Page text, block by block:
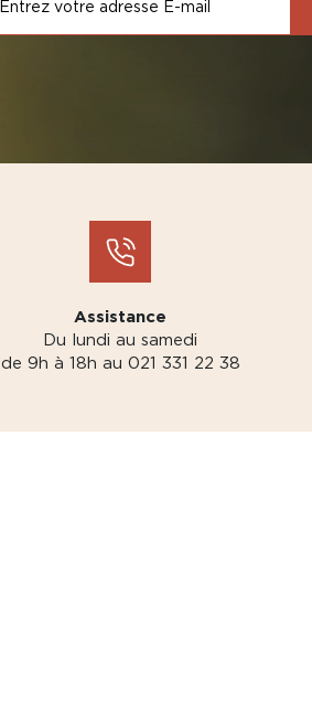
Assistance
Du lundi au samedi
de 9h à 18h au 021 331 22 38